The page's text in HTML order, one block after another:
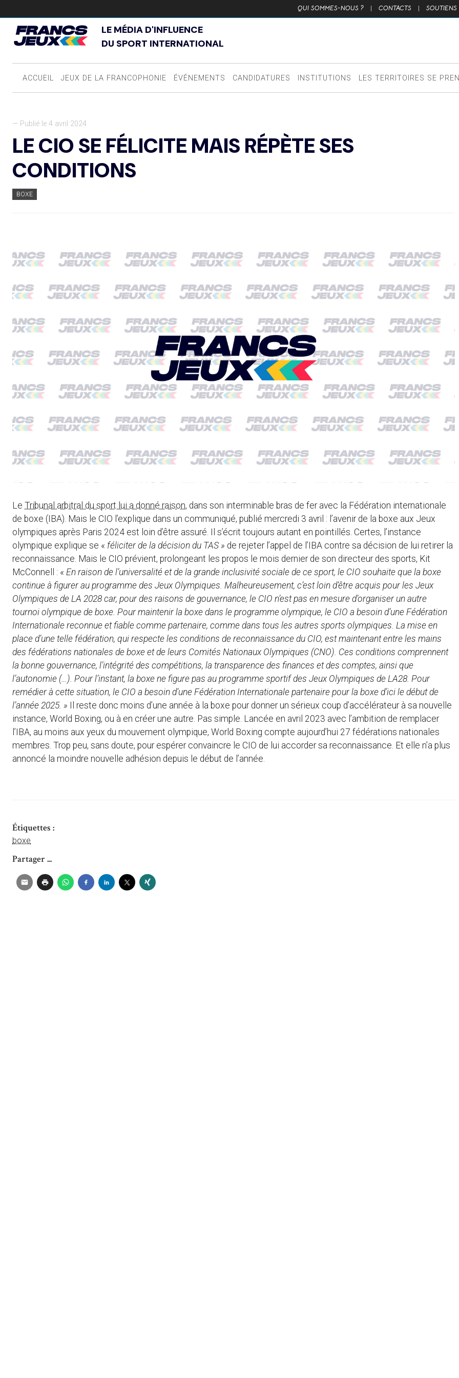
QUI SOMMES-NOUS ? | CONTACTS | SOUTIENS
LE MÉDIA D'INFLUENCE
DU SPORT INTERNATIONAL
ACCUEIL JEUX DE LA FRANCOPHONIE ÉVÉNEMENTS CANDIDATURES INSTITUTIONS LES TERRITOIRES SE
— Publié le 4 avril 2024
LE CIO SE FÉLICITE MAIS RÉPÈTE SES
CONDITIONS
BOXE
Le Tribunal arbitral du sport lui a donné raison, dans son interminable bras de fer avec la Fédération internationale
de boxe (IBA). Mais le CIO l’explique dans un communiqué, publié mercredi 3 avril : l’avenir de la boxe aux Jeux
olympiques après Paris 2024 est loin d’être assuré. Il s’écrit toujours autant en pointillés. Certes, l’instance
olympique explique se « féliciter de la décision du TAS » de rejeter l’appel de l’IBA contre sa décision de lui retirer la
reconnaissance. Mais le CIO prévient, prolongeant les propos le mois dernier de son directeur des sports, Kit
McConnell : « En raison de l’universalité et de la grande inclusivité sociale de ce sport, le CIO souhaite que la boxe
continue à figurer au programme des Jeux Olympiques. Malheureusement, c’est loin d’être acquis pour les Jeux
Olympiques de LA 2028 car, pour des raisons de gouvernance, le CIO n’est pas en mesure d’organiser un autre
tournoi olympique de boxe. Pour maintenir la boxe dans le programme olympique, le CIO a besoin d’une Fédération
Internationale reconnue et fiable comme partenaire, comme dans tous les autres sports olympiques. La mise en
place d’une telle fédération, qui respecte les conditions de reconnaissance du CIO, est maintenant entre les mains
des fédérations nationales de boxe et de leurs Comités Nationaux Olympiques (CNO). Ces conditions comprennent
la bonne gouvernance, l’intégrité des compétitions, la transparence des finances et des comptes, ainsi que
l’autonomie (…). Pour l’instant, la boxe ne figure pas au programme sportif des Jeux Olympiques de LA28. Pour
remédier à cette situation, le CIO a besoin d’une Fédération Internationale partenaire pour la boxe d’ici le début de
l’année 2025. »
Il reste donc moins d’une année à la boxe pour donner un sérieux coup d’accélérateur à sa nouvelle
instance, World Boxing, ou à en créer une autre. Pas simple. Lancée en avril 2023 avec l’ambition de remplacer
l’IBA, au moins aux yeux du mouvement olympique, World Boxing compte aujourd’hui 27 fédérations nationales
membres. Trop peu, sans doute, pour espérer convaincre le CIO de lui accorder sa reconnaissance. Et elle n’a plus
annoncé la moindre nouvelle adhésion depuis le début de l’année.
Étiquettes :
boxe
Partager ...